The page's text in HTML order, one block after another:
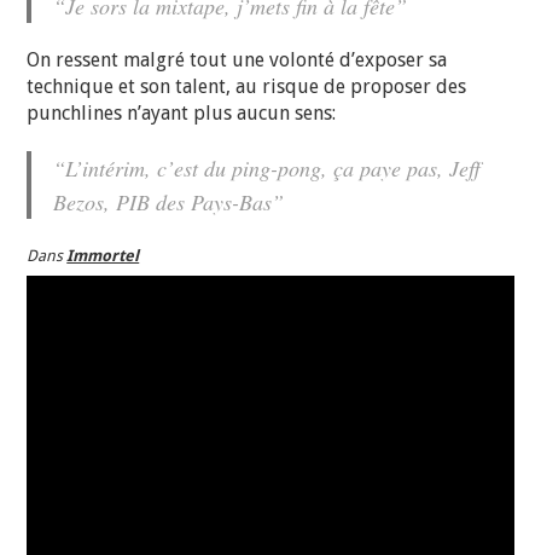
“Je sors la mixtape, j’mets fin à la fête”
On ressent malgré tout une volonté d’exposer sa
technique et son talent, au risque de proposer des
punchlines n’ayant plus aucun sens:
“L’intérim, c’est du ping-pong, ça paye pas, Jeff
Bezos, PIB des Pays-Bas”
DansImmortel